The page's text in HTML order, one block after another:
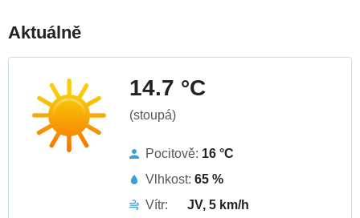
Aktuálně
14.7 °C
(stoupá)
Pocitově: 16 °C
Vlhkost: 65 %
Vítr:
JV, 5 km/h